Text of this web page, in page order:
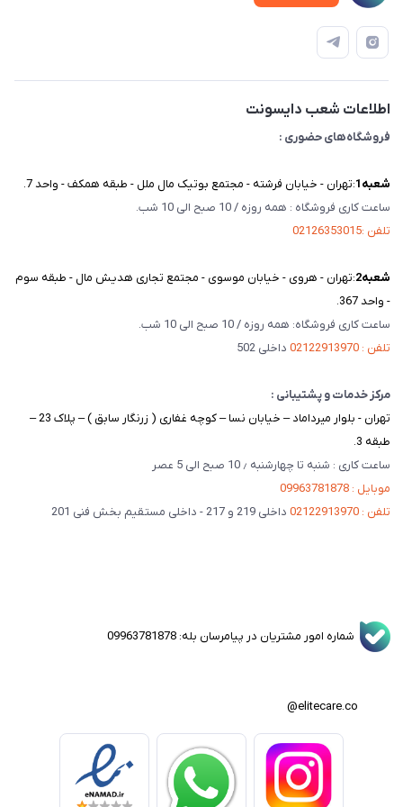
دفترچه راهنمای محصولات
درباره ما
تماس با ما
اطلاعات شعب دایسونت
فروشگاه‌های حضوری :
شعبه‌1 :تهران - خیابان فرشته - مجتمع بوتیک مال ملل - طبقه همکف - واحد 7.
ساعت کاری فروشگاه : همه روزه / 10 صبح الی 10 شب.
تلفن :02126353015
شعبه‌2 :تهران - هروی - خیابان موسوی - مجتمع تجاری هدیش مال - طبقه سوم
- واحد 367.
ساعت کاری فروشگاه: همه روزه / 10 صبح الی 10 شب.
تلفن : 02122913970
داخلی 502
مرکز خدمات و پشتیبانی :
تهران - بلوار میرداماد – خیابان نسا – کوچه غفاری ( زرنگار سابق ) – پلاک 23 –
طبقه 3.
ساعت کاری : شنبه تا چهارشنبه ٫ 10 صبح الی 5 عصر
موبایل : 09963781878
تلفن : 02122913970
داخلی 219 و 217 - داخلی مستقیم بخش فنی 201
شماره امور مشتریان در پیامرسان بله: 09963781878